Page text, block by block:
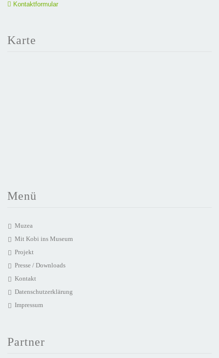
Kontaktformular
Karte
Menü
Muzea
Mit Kobi ins Museum
Projekt
Presse / Downloads
Kontakt
Datenschutzerklärung
Impressum
Partner